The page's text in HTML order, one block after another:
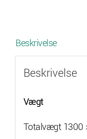
Beskrivelse
Beskrivelse
Vægt
Totalvægt 1300